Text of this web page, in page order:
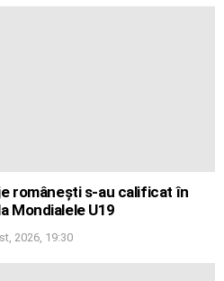
românești s-au calificat în
Mondialele U19
2026, 19:30